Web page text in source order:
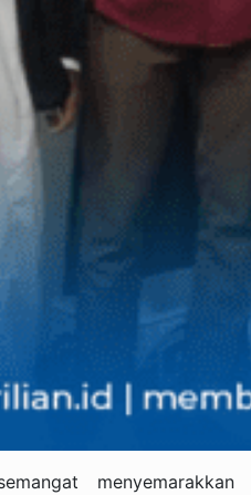
menyemarakkan